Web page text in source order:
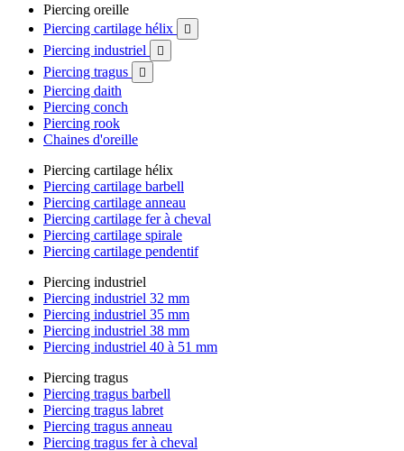
Piercing oreille
Piercing cartilage hélix

Piercing industriel 
Piercing tragus 
Piercing daith
Piercing conch
Piercing rook
Chaines d'oreille
Piercing cartilage hélix
Piercing cartilage barbell
Piercing cartilage anneau
Piercing cartilage fer à cheval
Piercing cartilage spirale
Piercing cartilage pendentif
Piercing industriel
Piercing industriel 32 mm
Piercing industriel 35 mm
Piercing industriel 38 mm
Piercing industriel 40 à 51 mm
Piercing tragus
Piercing tragus barbell
Piercing tragus labret
Piercing tragus anneau
Piercing tragus fer à cheval